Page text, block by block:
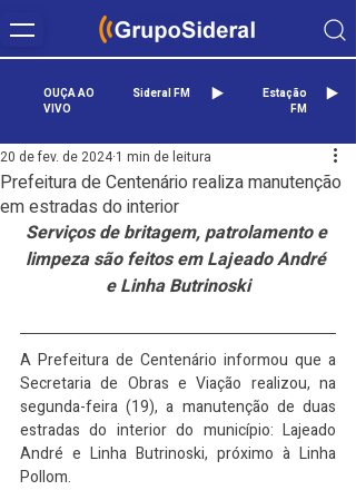
OUÇA AO
VIVO
Sideral FM
Estação
FM
Prefeitura de Centenário realiza manutenção
em estradas do interior
20 de fev. de 2024 1 min de leitura
Serviços de britagem, patrolamento e
limpeza são feitos em Lajeado André
e Linha Butrinoski
A Prefeitura de Centenário informou que a
Secretaria de Obras e Viação realizou, na
segunda-feira (19), a manutenção de duas
estradas do interior do município: Lajeado
André e Linha Butrinoski, próximo à Linha
Pollom.